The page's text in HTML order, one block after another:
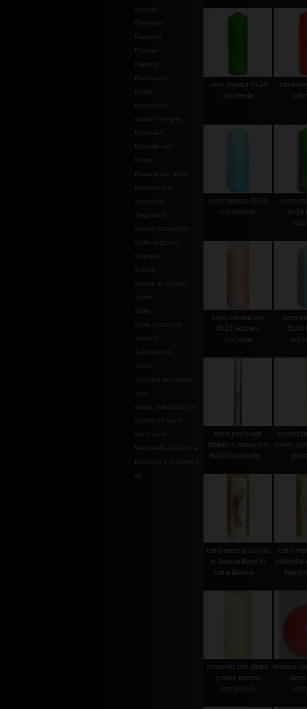
Natività
Ostensori
Pastorali
Patene
Pianete
Portaviatici
Piviali
Portachiavi
quadri in legno
Reliquiari
Ricambi vari
Rosari
Rosario per abito
francescano
Scapolari
Segnalibri
Servizi Battesimo
Spille argento
Stampati
Statue
Statue in Legno
Stoffe
Stole
Stole diaconali
Tabernacoli
valige celebrazione
Mattonella ceramica
Essenze e profumi e
cero mensa 8x24
col.verde
cero
cero mensa 8x24
col.celeste
cero
8x24
cero mensa cm
8x24 laccato
col.rosa
cero
8x24
cero pasquale
dipinto a mano cm
8X120 (articolo...
vento
cero mensa risorto
in bassorilievo in
cera bianca ...
cero
colombe
moccolo per altare
colore bianco
cm.16x5,5
mensa